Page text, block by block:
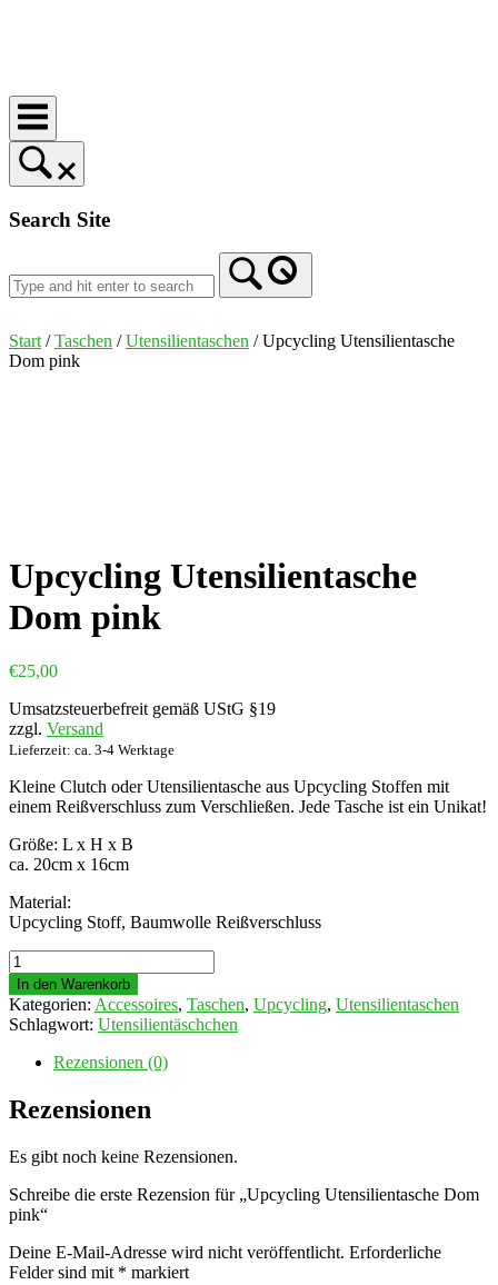
Search Site
Start/Taschen /Utensilientaschen / Upcycling Utensilientasche
Dom pink
Upcycling Utensilientasche
Dom pink
€25,00
Umsatzsteuerbefreit gemäß UStG §19
zzgl. Versand
Lieferzeit: ca. 3-4 Werktage
Kleine Clutch oder Utensilientasche aus Upcycling Stoffen mit
einem Reißverschluss zum Verschließen. Jede Tasche ist ein Unikat!
Größe: L x H x B
ca. 20cm x 16cm
Material:
Upcycling Stoff, Baumwolle Reißverschluss
Upcycling
Utensilientasche
Dom
pink
Menge
In den Warenkorb
Kategorien: Accessoires, Taschen, Upcycling, Utensilientaschen
Schlagwort: Utensilientäschchen
Rezensionen (0)
Rezensionen
Es gibt noch keine Rezensionen.
Schreibe die erste Rezension für „Upcycling Utensilientasche Dom
pink“
Deine E-Mail-Adresse wird nicht veröffentlicht. Erforderliche
Felder sind mit * markiert